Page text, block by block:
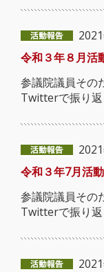
令和３年８月活
参議院議員その
Twitterで振り返
令和３年7月活
参議院議員その
Twitterで振り返